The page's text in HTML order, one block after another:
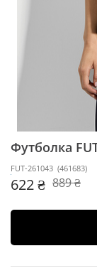
Футболка
FUT-261043 (461683)
622 ₴ 889 ₴